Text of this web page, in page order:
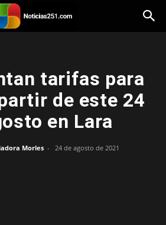
tarifas para
de este 24
en Lara
Morles - 24 de agosto de 2021